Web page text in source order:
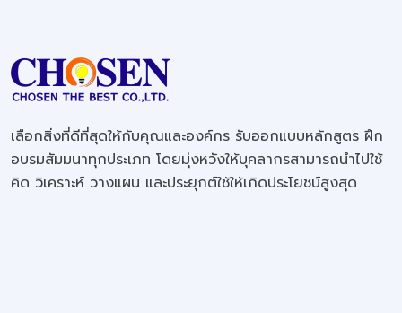
เลือกสิ่งที่ดีที่สุดให้กับคุณและองค์กร รับออกแบบหลักสูตร ฝึก
อบรมสัมมนาทุกประเภท โดยมุ่งหวังให้บุคลากรสามารถนำไปใช้
คิด วิเคราะห์ วางแผน และประยุกต์ใช้ให้เกิดประโยชน์สูงสุด